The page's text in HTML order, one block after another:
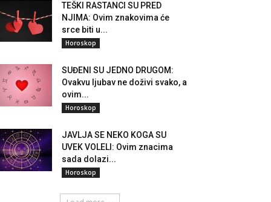
TEŠKI RASTANCI SU PRED
NJIMA: Ovim znakovima će
srce biti u...
Horoskop
SUĐENI SU JEDNO DRUGOM:
Ovakvu ljubav ne doživi svako, a
ovim...
Horoskop
JAVLJA SE NEKO KOGA SU
UVEK VOLELI: Ovim znacima
sada dolazi...
Horoskop